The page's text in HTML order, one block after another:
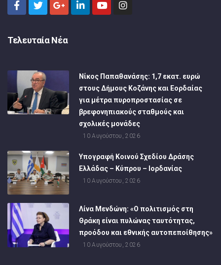
Τελευταία Νέα
Νίκος Παπαθανάσης: 1,7 εκατ. ευρώ
στους Δήμους Κοζάνης και Εορδαίας
για μέτρα πυροπροστασίας σε
βρεφονηπιακούς σταθμούς και
σχολικές μονάδες
10 Αυγούστου, 2026
Υπογραφή Κοινού Σχεδίου Δράσης
Ελλάδας – Κύπρου – Ιορδανίας
10 Αυγούστου, 2026
Λίνα Μενδώνη: «Ο πολιτισμός στη
Θράκη είναι πυλώνας ταυτότητας,
προόδου και εθνικής αυτοπεποίθησης»
10 Αυγούστου, 2026